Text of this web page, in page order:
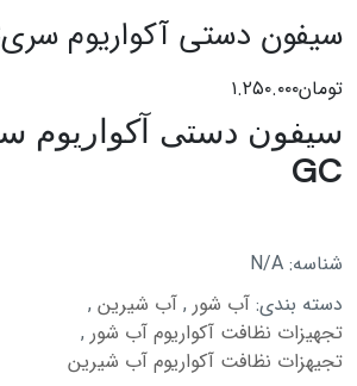
سیفون دستی آکواریوم سریBOYU GC
تومان۱.۲۵۰.۰۰۰
GC
شناسه: N/A
دسته بندی: آب شور , آب شیرین ,
تجهیزات نظافت آکواریوم آب شور ,
تجیهزات نظافت آکواریوم آب شیرین